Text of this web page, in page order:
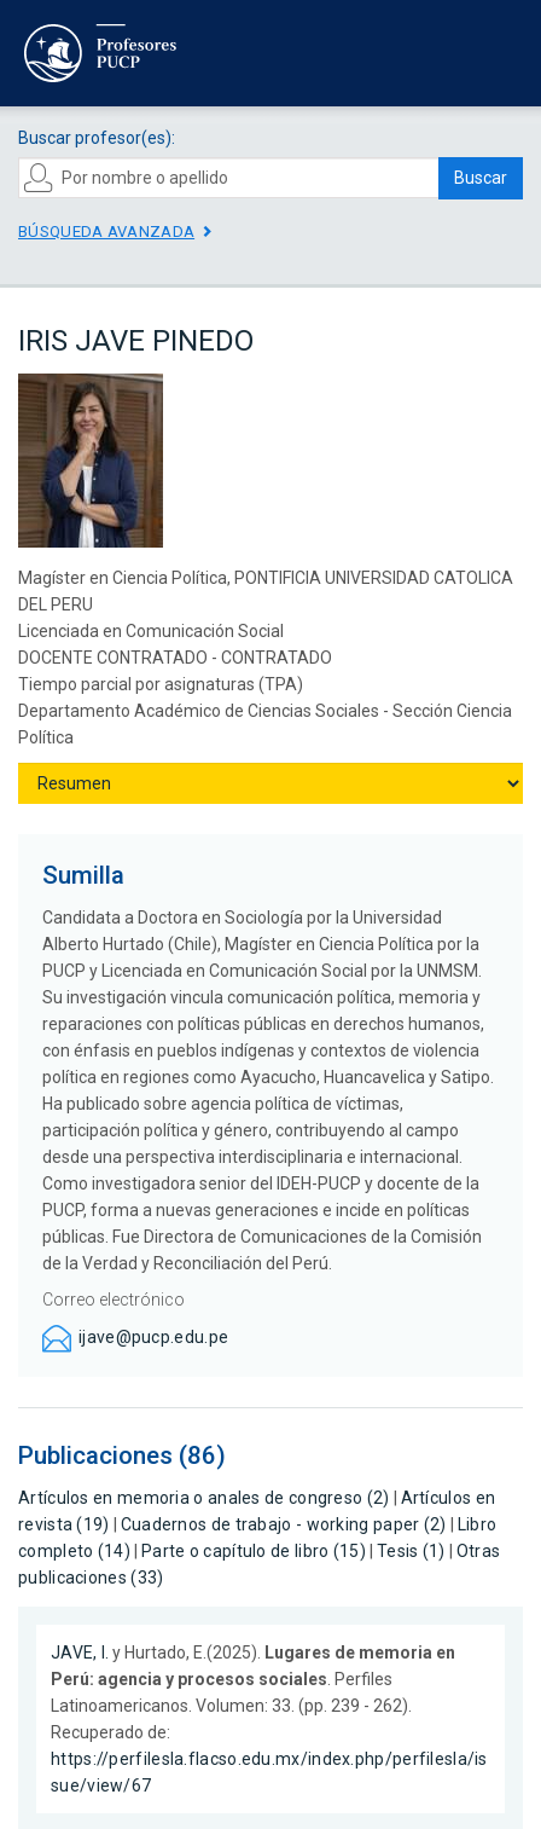
Buscar profesor(es):
Buscar
BÚSQUEDA AVANZADA
IRIS JAVE PINEDO
Magíster en Ciencia Política, PONTIFICIA UNIVERSIDAD CATOLICA
DEL PERU
Licenciada en Comunicación Social
DOCENTE CONTRATADO - CONTRATADO
Tiempo parcial por asignaturas (TPA)
Departamento Académico de Ciencias Sociales - Sección Ciencia
Política
Sumilla
Candidata a Doctora en Sociología por la Universidad
Alberto Hurtado (Chile), Magíster en Ciencia Política por la
PUCP y Licenciada en Comunicación Social por la UNMSM.
Su investigación vincula comunicación política, memoria y
reparaciones con políticas públicas en derechos humanos,
con énfasis en pueblos indígenas y contextos de violencia
política en regiones como Ayacucho, Huancavelica y Satipo.
Ha publicado sobre agencia política de víctimas,
participación política y género, contribuyendo al campo
desde una perspectiva interdisciplinaria e internacional.
Como investigadora senior del IDEH-PUCP y docente de la
PUCP, forma a nuevas generaciones e incide en políticas
públicas. Fue Directora de Comunicaciones de la Comisión
de la Verdad y Reconciliación del Perú.
Correo electrónico
ijave@pucp.edu.pe
Publicaciones (86)
Artículos en memoria o anales de congreso (2)
Artículos en
revista (19)
Cuadernos de trabajo - working paper (2)
Libro
completo (14)
Parte o capítulo de libro (15) Tesis (1)
Otras
publicaciones (33)
JAVE, I. y Hurtado, E.(2025).
Lugares de memoria en
Perú: agencia y procesos sociales . Perfiles
Latinoamericanos. Volumen: 33. (pp. 239 - 262).
Recuperado de:
https://perfilesla.flacso.edu.mx/index.php/perfilesla/is
sue/view/67